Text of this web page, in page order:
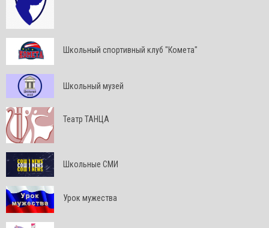
Школьный спортивный клуб "Комета"
Школьный музей
Театр ТАНЦА
Школьные СМИ
Урок мужества